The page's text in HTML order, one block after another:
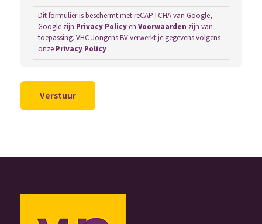
Dit formulier is beschermt met reCAPTCHA van Google,
Google zijn Privacy Policyen Voorwaarden zijn van
toepassing. VHC Jongens BV verwerkt je gegevens volgens
onze Privacy Policy